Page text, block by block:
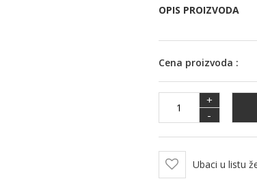
OPIS PROIZVODA
Cena proizvoda :
+
-
Ubaci u listu